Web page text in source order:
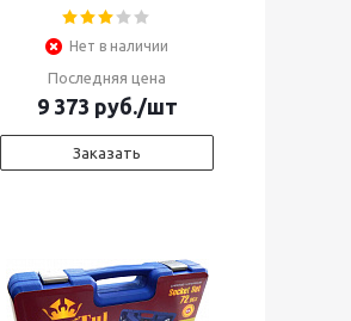
Нет в наличии
Последняя цена
9 373 руб./шт
Заказать